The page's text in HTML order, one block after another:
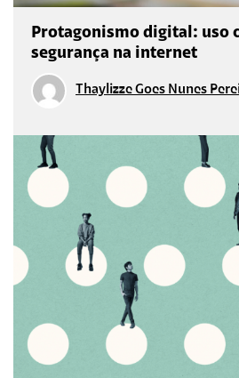
Protagonismo digital: uso
segurança na internet
Thaylizze Goes Nunes